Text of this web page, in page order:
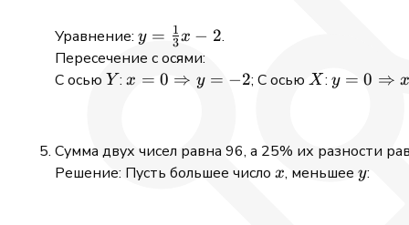
Уравнение: y =
\tfrac{1}
{3}x - 2
y = 3
1x − 2.
Пересечение с осями:
С осью Y
Y :x=0
x = 0 ⇒ y = −2; С осьюX
X: y=0
y = 0 ⇒ x
Сумма двух чисел равна 96, а 25% их разности
Решение: Пусть большее число x
x, меньшее y
y: